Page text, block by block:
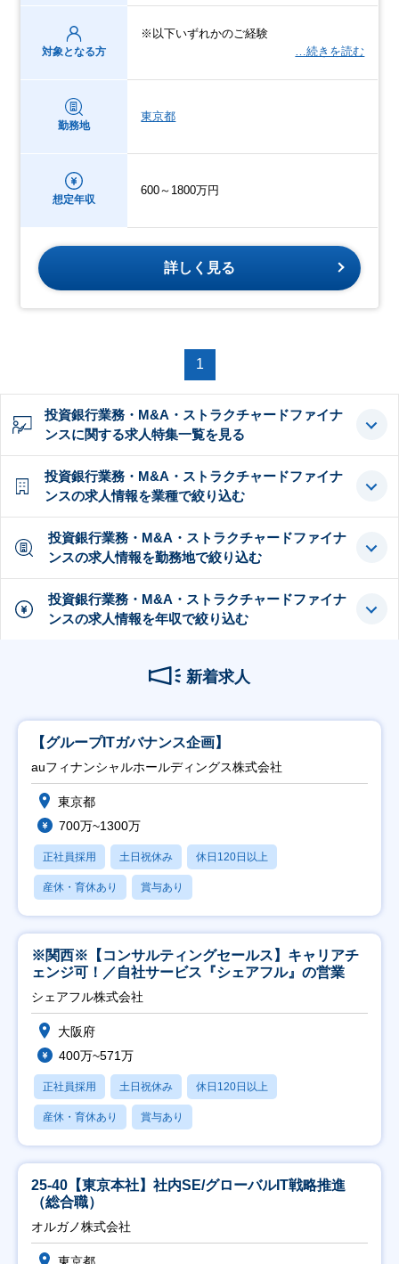
対象となる方
※以下いずれかのご経験
…続きを読む
勤務地
東京都
想定年収
600～1800万円
詳しく見る
1
投資銀行業務・M&A・ストラクチャードファイナ
ンスに関する求人特集一覧を見る
投資銀行業務・M&A・ストラクチャードファイナ
ンスの求人情報を業種で絞り込む
投資銀行業務・M&A・ストラクチャードファイナ
ンスの求人情報を勤務地で絞り込む
投資銀行業務・M&A・ストラクチャードファイナ
ンスの求人情報を年収で絞り込む
新着求人
【グループITガバナンス企画】
auフィナンシャルホールディングス株式会社
東京都
700万~1300万
正社員採用 土日祝休み 休日120日以上
産休・育休あり 賞与あり
※関西※【コンサルティングセールス】キャリアチ
ェンジ可！／自社サービス『シェアフル』の営業
シェアフル株式会社
大阪府
400万~571万
正社員採用 土日祝休み 休日120日以上
産休・育休あり 賞与あり
25-40【東京本社】社内SE/グローバルIT戦略推進
（総合職）
オルガノ株式会社
東京都